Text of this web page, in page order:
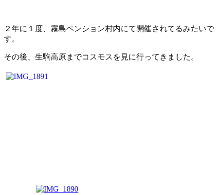
２年に１度、霧島ペンション村内にて開催されてるみたいで
す。
その後、生駒高原までコスモスを見に行ってきました。